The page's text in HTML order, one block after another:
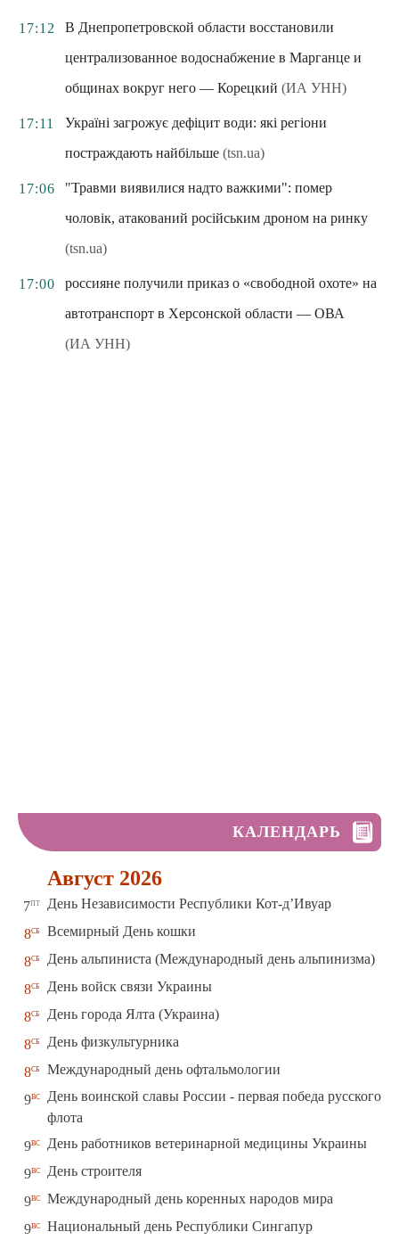
17:12
В Днепропетровской области восстановили
централизованное водоснабжение в Марганце и
общинах вокруг него — Корецкий (ИА УНН)
17:11
Україні загрожує дефіцит води: які регіони
постраждають найбільше (tsn.ua)
17:06
"Травми виявилися надто важкими": помер
чоловік, атакований російським дроном на ринку
(tsn.ua)
17:00
россияне получили приказ о «свободной охоте» на
автотранспорт в Херсонской области — ОВА
(ИА УНН)
КАЛЕНДАРЬ
Август 2026
7пт День Независимости Республики Кот-д’Ивуар
8сб Всемирный День кошки
8сб День альпиниста (Международный день альпинизма)
8сб День войск связи Украины
8сб День города Ялта (Украина)
8сб День физкультурника
8сб Международный день офтальмологии
9вс
День воинской славы России - первая победа русского
флота
9вс День работников ветеринарной медицины Украины
9вс День строителя
9вс Международный день коренных народов мира
9вс Национальный день Республики Сингапур